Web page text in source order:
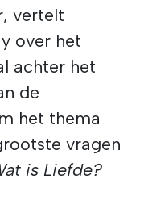
vertelt
over het
achter het
de
het thema
vragen
is Liefde?